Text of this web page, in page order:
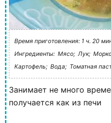
Время приготовления: 1 ч. 20
Ингредиенты: Мясо; Лук;
Картофель; Вода; Томатная
Занимает не много
получается как из печи